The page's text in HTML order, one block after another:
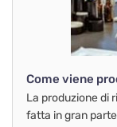
Come viene
La produzione di
fatta in gran